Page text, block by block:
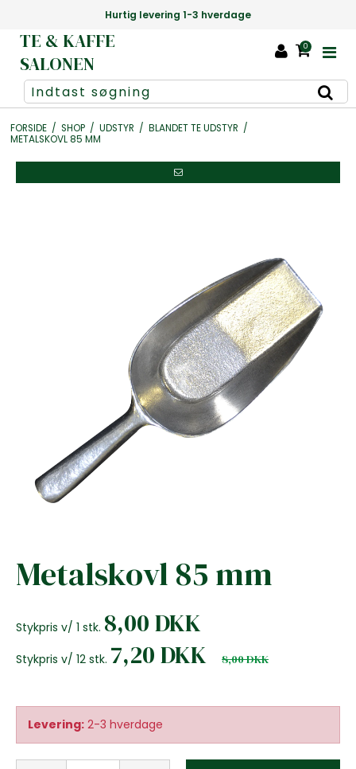
Hurtig levering 1-3 hverdage
TE & KAFFE
SALONEN
0
FORSIDE / SHOP / UDSTYR / BLANDET TE UDSTYR /
METALSKOVL 85 MM
Metalskovl 85 mm
Stykpris v/ 1 stk. 8,00 DKK
Stykpris v/ 12 stk. 7,20 DKK 8,00 DKK
Levering: 2-3 hverdage